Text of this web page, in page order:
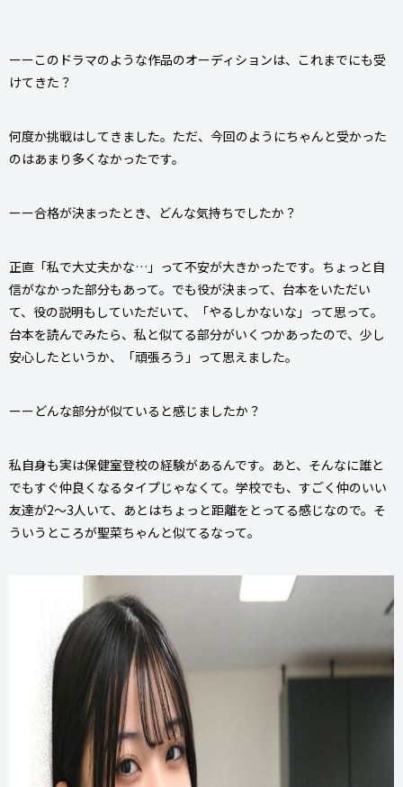
ーーこのドラマのような作品のオーディションは、これまでにも受
けてきた？
何度か挑戦はしてきました。ただ、今回のようにちゃんと受かった
のはあまり多くなかったです。
ーー合格が決まったとき、どんな気持ちでしたか？
正直「私で大丈夫かな…」って不安が大きかったです。ちょっと自
信がなかった部分もあって。でも役が決まって、台本をいただい
て、役の説明もしていただいて、「やるしかないな」って思って。
台本を読んでみたら、私と似てる部分がいくつかあったので、少し
安心したというか、「頑張ろう」って思えました。
ーーどんな部分が似ていると感じましたか？
私自身も実は保健室登校の経験があるんです。あと、そんなに誰と
でもすぐ仲良くなるタイプじゃなくて。学校でも、すごく仲のいい
友達が2〜3人いて、あとはちょっと距離をとってる感じなので。そ
ういうところが聖菜ちゃんと似てるなって。